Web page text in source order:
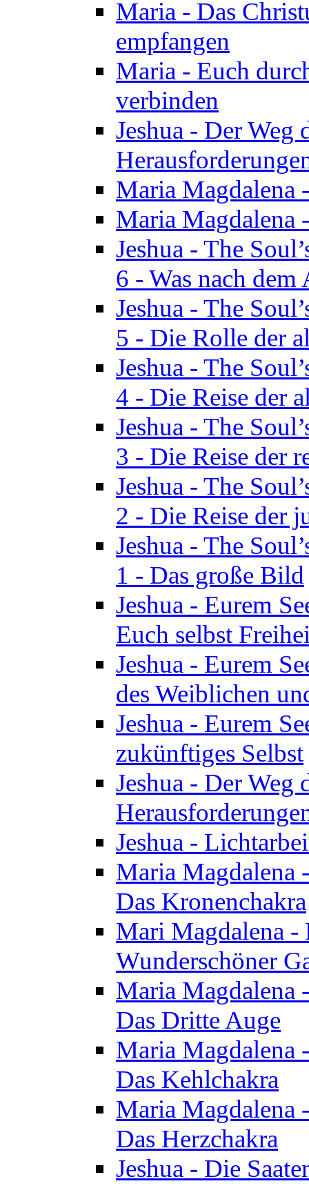
Maria - Das
empfangen
Maria - Euch
verbinden
Jeshua - Der Weg
Maria Magdalena
Maria Magdalena
Jeshua - The
6 - Was nach
Jeshua - The
5 - Die Rolle der
Jeshua - The
4 - Die Reise der
Jeshua - The
3 - Die Reise der
Jeshua - The
2 - Die Reise der
Jeshua - The
1 - Das große Bild
Jeshua - Eurem
Euch selbst
Jeshua - Eurem
des Weiblichen
Jeshua - Eurem
zukünftiges Selbst
Jeshua - Der Weg
Jeshua -
Maria Magdalena
Das Kronenchakra
Mari Magdalena -
Wunderschöner
Maria Magdalena
Das Dritte Auge
Maria Magdalena
Das Kehlchakra
Maria Magdalena
Das Herzchakra
Jeshua - Die